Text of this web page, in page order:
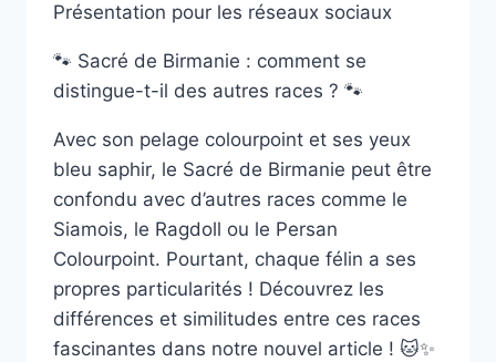
Présentation pour les réseaux sociaux
🐾 Sacré de Birmanie : comment se
distingue-t-il des autres races ? 🐾
Avec son pelage colourpoint et ses yeux
bleu saphir, le Sacré de Birmanie peut être
confondu avec d’autres races comme le
Siamois, le Ragdoll ou le Persan
Colourpoint. Pourtant, chaque félin a ses
propres particularités ! Découvrez les
différences et similitudes entre ces races
fascinantes dans notre nouvel article ! 🐱✨